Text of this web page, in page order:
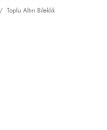
Toplu Altın Bileklik